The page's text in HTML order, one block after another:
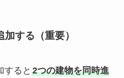
する（重要）
すると 2つの建物を同時進